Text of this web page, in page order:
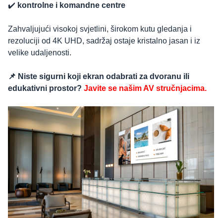
✔️ kontrolne i komandne centre
Zahvaljujući visokoj svjetlini, širokom kutu gledanja i
rezoluciji od 4K UHD, sadržaj ostaje kristalno jasan i iz
velike udaljenosti.
📌 Niste sigurni koji ekran odabrati za dvoranu ili
edukativni prostor? Javite se našim AV stručnjacima.